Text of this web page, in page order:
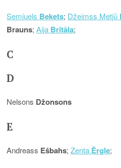
Semjuels Bekets; Džeimss Metjū
Brauns;Aija Britāla;
C
D
Nelsons Džonsons
E
Andreass Ešbahs;Zenta Ērgle;